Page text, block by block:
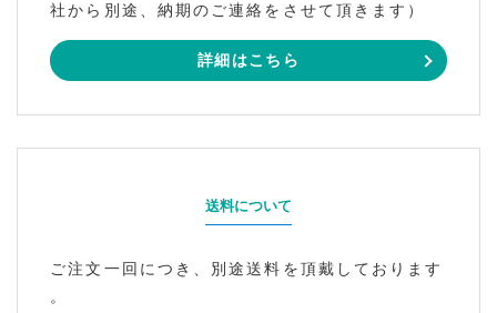
社から別途、納期のご連絡をさせて頂きます）
詳細はこちら
送料について
ご注文一回につき、別途送料を頂戴しております
。